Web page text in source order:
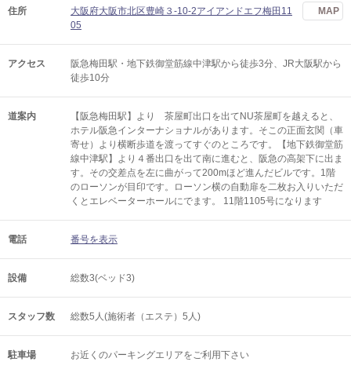
住所
大阪府大阪市北区豊崎３-10-2アイアンドエフ梅田11
05
MAP
アクセス
阪急梅田駅・地下鉄御堂筋線中津駅から徒歩3分、JR大阪駅から
徒歩10分
道案内
【阪急梅田駅】より 茶屋町出口を出てNU茶屋町を越えると、
ホテル阪急インターナショナルがあります。そこの正面玄関（車
寄せ）より横断歩道を渡ってすぐのところです。【地下鉄御堂筋
線中津駅】より４番出口を出て南に進むと、阪急の高架下に出ま
す。その交差点を左に曲がって200mほど進んだビルです。1階
のローソンが目印です。ローソン横の自動扉を二枚お入りいただ
くとエレベーターホールにでます。 11階1105号になります
電話 番号を表示
設備 総数3(ベッド3)
スタッフ数 総数5人(施術者（エステ）5人)
駐車場 お近くのパーキングエリアをご利用下さい